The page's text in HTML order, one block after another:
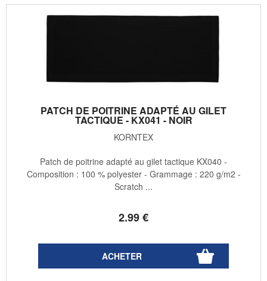
PATCH DE POITRINE ADAPTÉ AU GILET
TACTIQUE - KX041 - NOIR
KORNTEX
2.99€
Patch de poitrine adapté au gilet tactique KX040 -
Composition : 100 % polyester - Grammage : 220 g/m2 -
Scratch ...